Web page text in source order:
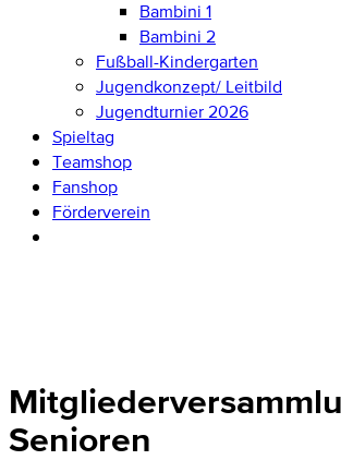
Bambini 1
Bambini 2
Fußball-Kindergarten
Jugendkonzept/ Leitbild
Jugendturnier 2026
Spieltag
Teamshop
Fanshop
Förderverein
Senioren